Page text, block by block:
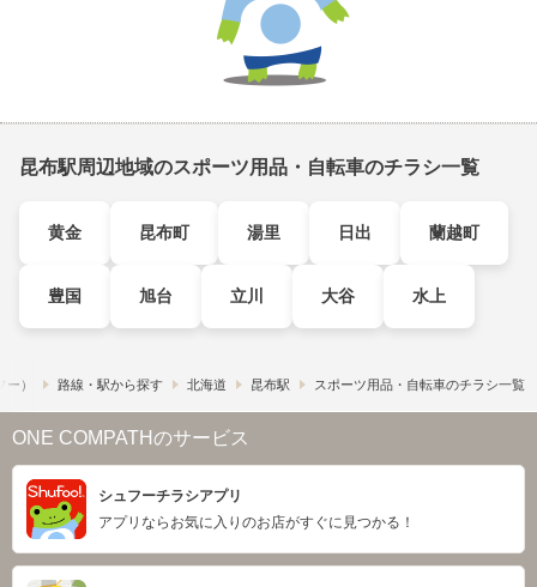
昆布駅周辺地域のスポーツ用品・自転車のチラシ一覧
黄金 昆布町 湯里 日出 蘭越町
豊国 旭台 立川 大谷 水上
） 路線・駅から探す 北海道 昆布駅 スポーツ用品・自転車のチラシ一覧
ONE COMPATHのサービス
シュフーチラシアプリ
アプリならお気に入りのお店がすぐに見つかる！